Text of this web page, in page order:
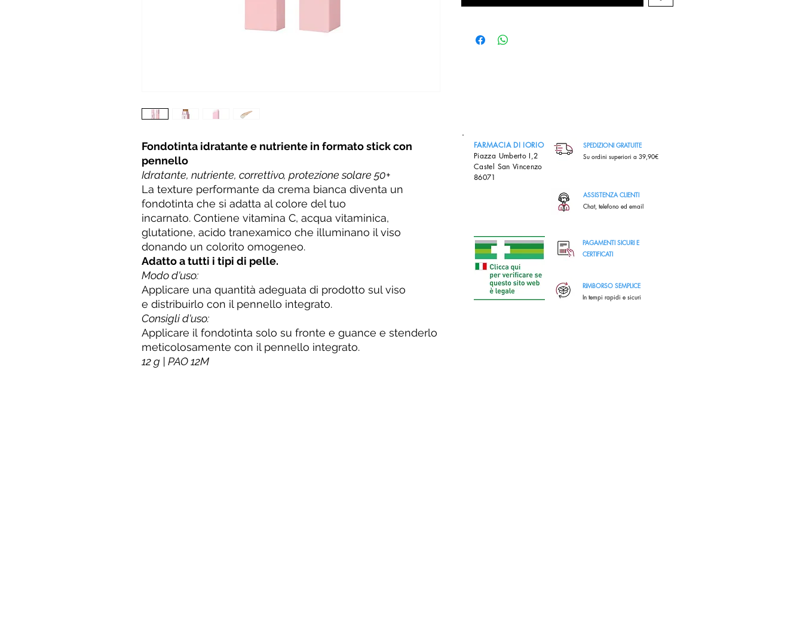
FARMACIA DI IORIO
Piazza Umberto I,2
Castel San Vincenzo
86071
SPEDIZIONI GRATUITE
Su ordini superiori a 39,90€
ASSISTENZA CLIENTI
Chat, telefono ed email
PAGAMENTI SICURI E
CERTIFICATI
RIMBORSO SEMPLICE
In tempi rapidi e sicuri
Fondotinta idratante e nutriente in formato stick con
pennello
Idratante, nutriente, correttivo, protezione solare 50+
La texture performante da crema bianca diventa un
fondotinta che si adatta al colore del tuo
incarnato. Contiene vitamina C, acqua vitaminica,
glutatione, acido tranexamico che illuminano il viso
donando un colorito omogeneo.
Adatto a tutti i tipi di pelle.
Modo d'uso:
Applicare una quantità adeguata di prodotto sul viso
e distribuirlo con il pennello integrato.
Consigli d'uso:
Applicare il fondotinta solo su fronte e guance e stenderlo
meticolosamente con il pennello integrato.
12 g | PAO 12M